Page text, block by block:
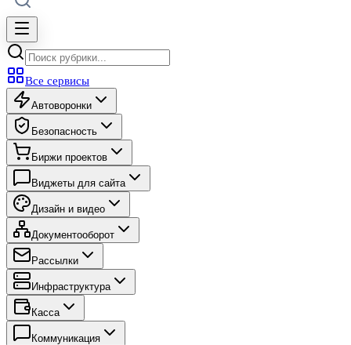
Все сервисы
Автоворонки
Безопасность
Биржи проектов
Виджеты для сайта
Дизайн и видео
Документооборот
Рассылки
Инфраструктура
Касса
Коммуникация